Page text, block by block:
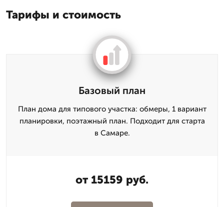
Тарифы и стоимость
Базовый план
План дома для типового участка: обмеры, 1 вариант
планировки, поэтажный план. Подходит для старта
в Самаре.
от 15159 руб.